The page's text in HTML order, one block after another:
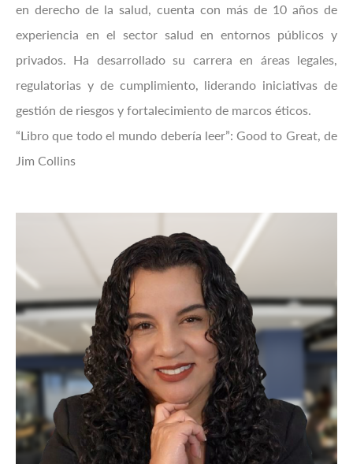
en derecho de la salud, cuenta con más de 10 años de
experiencia en el sector salud en entornos públicos y
privados. Ha desarrollado su carrera en áreas legales,
regulatorias y de cumplimiento, liderando iniciativas de
gestión de riesgos y fortalecimiento de marcos éticos.
“Libro que todo el mundo debería leer”: Good to Great, de
Jim Collins